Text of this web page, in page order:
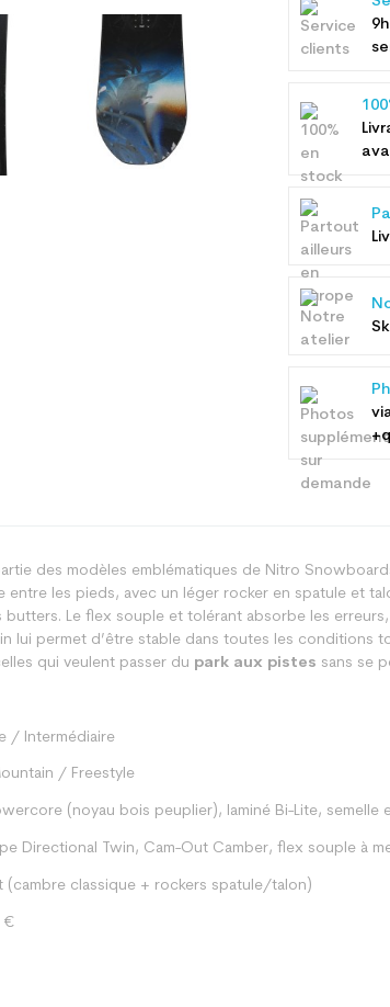
des modèles emblématiques de Nitro
entre les pieds, avec un léger rocker en spatule et
butters. Le flex souple et tolérant absorbe les
lui permet d’être stable dans toutes les conditions
qui veulent passer du park aux pistes sans se
/ Intermédiaire
/ Freestyle
(noyau bois peuplier), laminé Bi-Lite, semelle
Directional Twin, Cam-Out Camber, flex souple à
(cambre classique + rockers spatule/talon)
€